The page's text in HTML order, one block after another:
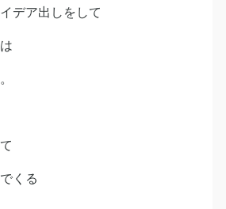
デア出しをして
くる